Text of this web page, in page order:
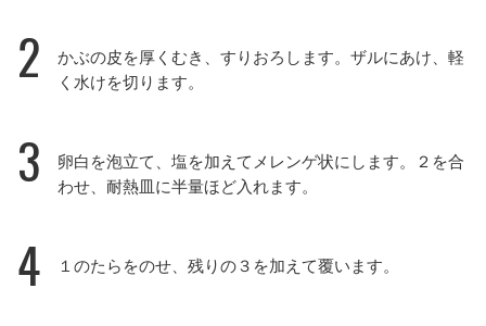
2
かぶの皮を厚くむき、すりおろします。ザルにあけ、軽
く水けを切ります。
3
卵白を泡立て、塩を加えてメレンゲ状にします。２を合
わせ、耐熱皿に半量ほど入れます。
4 １のたらをのせ、残りの３を加えて覆います。